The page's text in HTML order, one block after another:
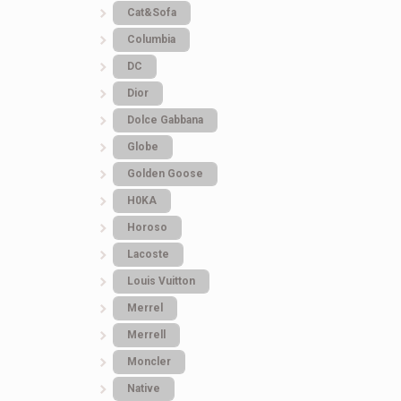
Cat&Sofa
Columbia
DC
Dior
Dolce Gabbana
Globe
Golden Goose
H0KA
Horoso
Lacoste
Louis Vuitton
Merrel
Merrell
Moncler
Native